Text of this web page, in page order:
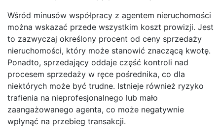
Wśród minusów współpracy z agentem nieruchomości
można wskazać przede wszystkim koszt prowizji. Jest
to zazwyczaj określony procent od ceny sprzedaży
nieruchomości, który może stanowić znaczącą kwotę.
Ponadto, sprzedający oddaje część kontroli nad
procesem sprzedaży w ręce pośrednika, co dla
niektórych może być trudne. Istnieje również ryzyko
trafienia na nieprofesjonalnego lub mało
zaangażowanego agenta, co może negatywnie
wpłynąć na przebieg transakcji.